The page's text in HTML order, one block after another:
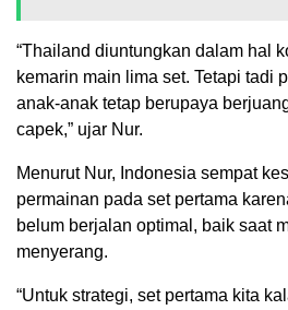
“Thailand diuntungkan dalam hal
kemarin main lima set. Tetapi tadi
anak-anak tetap berupaya
capek,” ujar Nur.
Menurut Nur, Indonesia sempat
permainan pada set pertama
belum berjalan optimal, baik saat
menyerang.
“Untuk strategi, set pertama kita